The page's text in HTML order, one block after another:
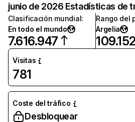
junio de 2026 Estadísticas de
Clasificación mundial:
En todo el mundo
7.616.947
Rango del
Argelia
109.152
Visitas
781
Coste del tráfico
Desbloquear